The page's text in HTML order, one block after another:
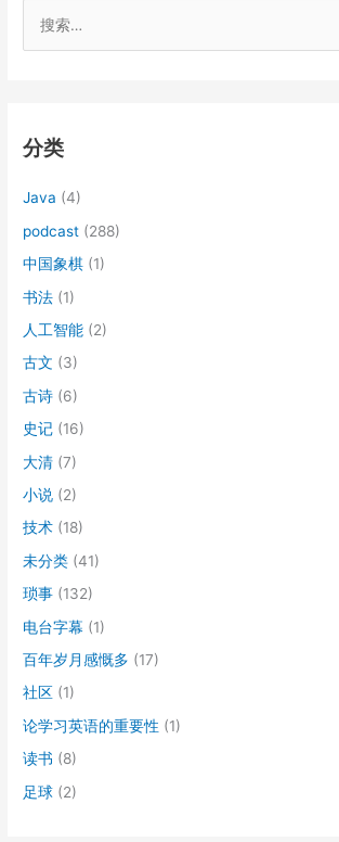
分类
Java (4)
podcast (288)
中国象棋 (1)
书法 (1)
人工智能 (2)
古文 (3)
古诗 (6)
史记 (16)
大清 (7)
小说 (2)
技术 (18)
未分类 (41)
琐事 (132)
电台字幕 (1)
百年岁月感慨多 (17)
社区 (1)
论学习英语的重要性 (1)
读书 (8)
足球 (2)